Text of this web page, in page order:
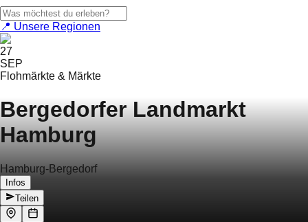
📍 Unsere Regionen
27
SEP
Flohmärkte & Märkte
Bergedorfer Landmarkt
Hamburg
Hamburg-Bergedorf
Infos
Teilen